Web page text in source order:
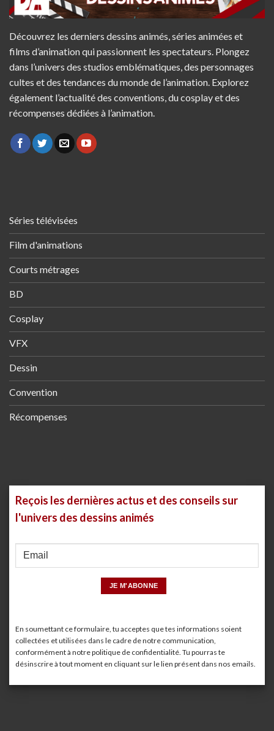
Découvrez les derniers dessins animés, séries animées et
films d’animation qui passionnent les spectateurs. Plongez
dans l’univers des studios emblématiques, des personnages
cultes et des tendances du monde de l’animation. Explorez
également l’actualité des conventions, du cosplay et des
récompenses dédiées à l’animation.
Séries télévisées
Film d'animations
Courts métrages
BD
Cosplay
VFX
Dessin
Convention
Récompenses
Reçois les dernières actus et des conseils sur
l'univers des dessins animés
En soumettant ce formulaire, tu acceptes que tes informations soient
collectées et utilisées dans le cadre de notre communication,
conformément à notrepolitique de confidentialité . Tu pourras te
désinscrire à tout moment en cliquant sur le lien présent dans nos emails.